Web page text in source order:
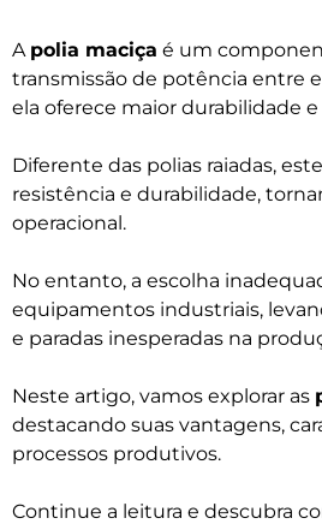
A polia maciça é um
transmissão de potência entre
ela oferece maior durabilidade
Diferente das polias raiadas, este
resistência e durabilidade,
operacional.
No entanto, a escolha
equipamentos industriais,
e paradas inesperadas na
Neste artigo, vamos explorar as
destacando suas vantagens,
processos produtivos.
Continue a leitura e descubra